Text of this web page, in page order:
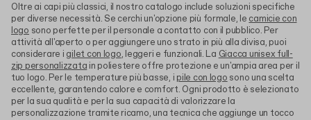
Oltre ai capi più classici, il nostro catalogo include soluzioni specifiche
per diverse necessità. Se cerchi un'opzione più formale, le camicie con
logo sono perfette per il personale a contatto con il pubblico. Per
attività all'aperto o per aggiungere uno strato in più alla divisa, puoi
considerare i gilet con logo, leggeri e funzionali. La Giacca unisex full-
zip personalizzata in poliestere offre protezione e un'ampia area per il
tuo logo. Per le temperature più basse, i pile con logo sono una scelta
eccellente, garantendo calore e comfort. Ogni prodotto è selezionato
per la sua qualità e per la sua capacità di valorizzare la
personalizzazione tramite ricamo, una tecnica che aggiunge un tocco